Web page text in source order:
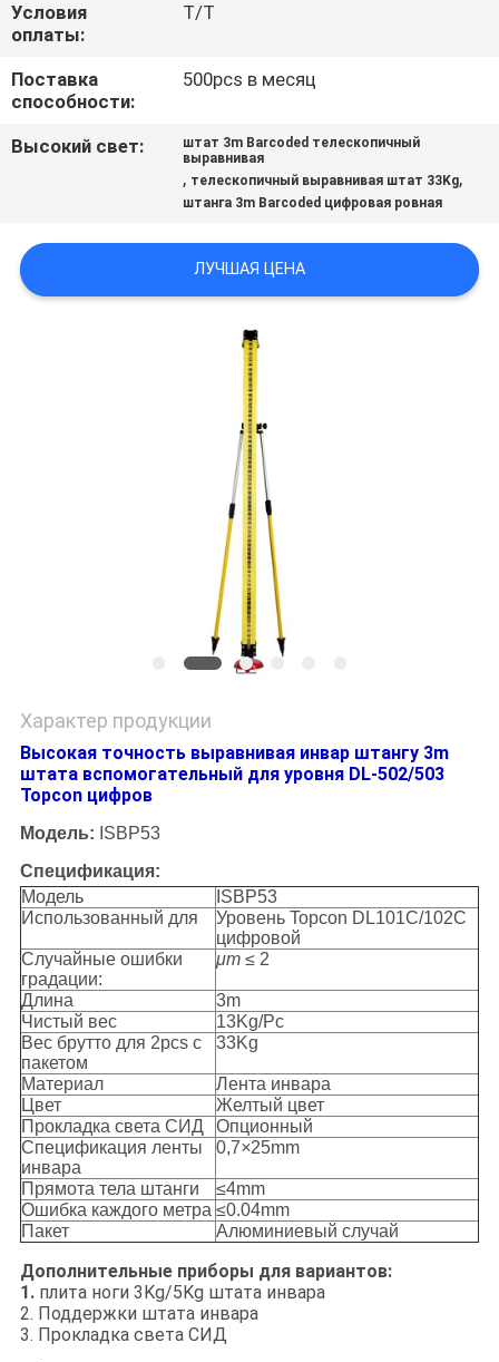
КАРТА
САЙТА
PRIVACY
Условия
оплаты:
T/T
Поставка
способности:
500pcs в месяц
Высокий свет:
штат 3m Barcoded телескопичный
выравнивая
, телескопичный выравнивая штат 33Kg,
штанга 3m Barcoded цифровая ровная
ЛУЧШАЯ ЦЕНА
Характер продукции
Высокая точность выравнивая инвар штангу 3m
штата вспомогательный для уровня DL-502/503
Topcon цифров
Модель: ISBP53
Спецификация:
Модель
ISBP53
Использованный для
Уровень Topcon DL101C/102C
цифровой
Случайные ошибки
градации:
μm≤ 2
Длина
3m
Чистый вес
13Kg/Pc
Вес брутто для 2pcs с
пакетом
33Kg
Материал
Лента инвара
Цвет
Желтый цвет
Прокладка света СИД
Опционный
Спецификация ленты
инвара
0,7×25mm
Прямота тела штанги
≤4mm
Ошибка каждого метра ≤0.04mm
Пакет
Алюминиевый случай
Дополнительные приборы для вариантов:
1. плита ноги 3Kg/5Kg штата инвара
2. Поддержки штата инвара
3. Прокладка света СИД